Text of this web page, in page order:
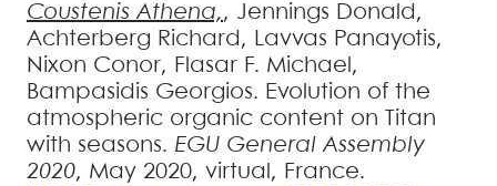
Coustenis Athena,, Jennings Donald ,
Achterberg Richard , Lavvas Panayotis,
Nixon Conor, Flasar F. Michael ,
Bampasidis Georgios. Evolution of the
atmospheric organic content on Titan
with seasons. EGU General Assembly
2020, May 2020, virtual, France.